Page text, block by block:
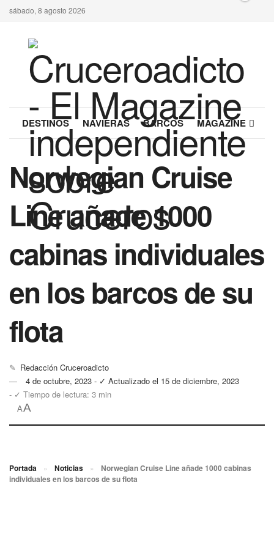
sábado, 8 agosto 2026
DESTINOS NAVIERAS BARCOS MAGAZINE
Norwegian Cruise
Line añade 1000
cabinas individuales
en los barcos de su
flota
✎ Redacción Cruceroadicto
4 de octubre, 2023 - ✓ Actualizado el 15 de diciembre, 2023
- ✓ Tiempo de lectura: 3 min
AA
Portada » Noticias »
Norwegian Cruise Line añade 1000 cabinas
individuales en los barcos de su flota